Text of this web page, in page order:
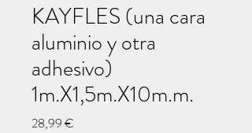
KAYFLES (una cara
aluminio y otra
adhesivo)
1m.X1,5m.X10m.m.
28,99 €